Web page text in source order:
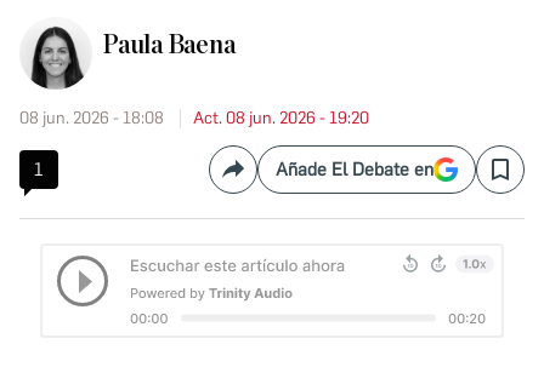
Paula Baena
08 jun. 2026 - 18:08 Act. 08 jun. 2026 - 19:20
1 CompartirAñade El Debate en Save